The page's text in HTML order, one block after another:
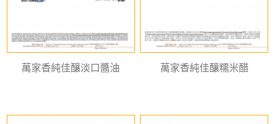
萬家香純佳釀淡口醬油 萬家香純佳釀糯米醋